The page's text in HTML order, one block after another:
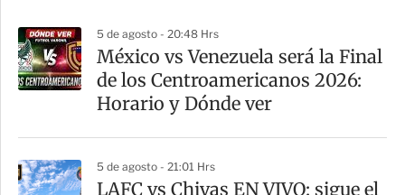
a
r
t
5 de agosto - 20:48 Hrs
México vs Venezuela será la Final
de los Centroamericanos 2026:
Horario y Dónde ver
5 de agosto - 21:01 Hrs
LAFC vs Chivas EN VIVO: sigue el